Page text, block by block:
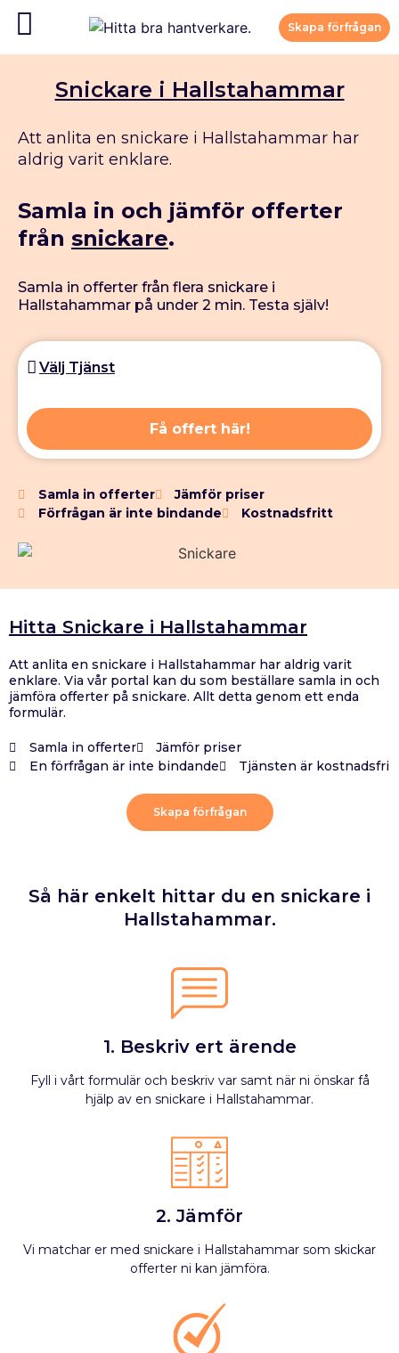
Skapa förfrågan
Snickare i Hallstahammar
Att anlita en snickare i Hallstahammar har
aldrig varit enklare.
Samla in och jämför offerter
från snickare.
Samla in offerter från flera snickare i
Hallstahammar på under 2 min. Testa själv!
Få offert här!
Samla in offerter
Jämför priser
Förfrågan är inte bindande
Kostnadsfritt
Hitta Snickare i Hallstahammar
Att anlita en snickare i Hallstahammar har aldrig varit
enklare. Via vår portal kan du som beställare samla in och
jämföra offerter på snickare. Allt detta genom ett enda
formulär.
Samla in offerter
Jämför priser
En förfrågan är inte bindande
Tjänsten är kostnadsfri
Skapa förfrågan
Så här enkelt hittar du en snickare i
Hallstahammar.
1. Beskriv ert ärende
Fyll i vårt formulär och beskriv var samt när ni önskar få
hjälp av en snickare i Hallstahammar.
2. Jämför
Vi matchar er med snickare i Hallstahammar som skickar
offerter ni kan jämföra.